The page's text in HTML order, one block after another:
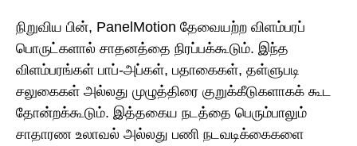
நிறுவிய பின், PanelMotion தேவையற்ற விளம்பரப்
பொருட்களால் சாதனத்தை நிரப்பக்கூடும். இந்த
விளம்பரங்கள் பாப்-அப்கள், பதாகைகள், தள்ளுபடி
சலுகைகள் அல்லது முழுத்திரை குறுக்கீடுகளாகக் கூட
தோன்றக்கூடும். இத்தகைய நடத்தை பெரும்பாலும்
சாதாரண உலாவல் அல்லது பணி நடவடிக்கைகளை